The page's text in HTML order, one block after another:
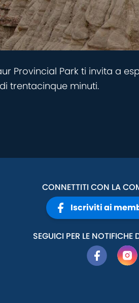
Provincial Park ti invita a
trentacinque minuti.
CONNETTITI CON LA
Iscriviti ai
SEGUICI PER LE NOTIFICHE